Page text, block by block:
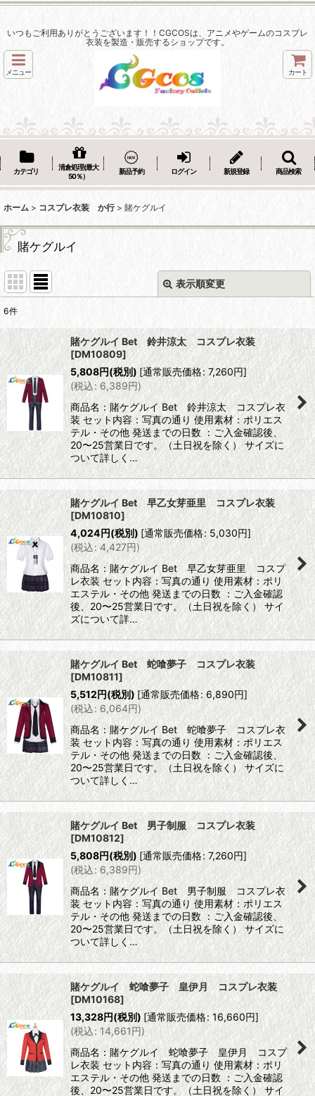
いつもご利用ありがとうございます！！CGCOSは、アニメやゲームのコスプレ
衣装を製造・販売するショップです。
メニュー カート
カテゴリ
清倉処理(最大
50％）
新品予約 ログイン 新規登録 商品検索
ホーム > コスプレ衣装 か行 > 賭ケグルイ
賭ケグルイ
表示順変更
並び順:
絞り込む
6件
賭ケグルイ Bet 鈴井涼太 コスプレ衣装
[DM10809]
5,808円(税別)[通常販売価格: 7,260円]
(税込: 6,389円)
商品名：賭ケグルイ Bet 鈴井涼太 コスプレ衣
装 セット内容：写真の通り 使用素材：ポリエス
テル・その他 発送までの日数 ：ご入金確認後、
20〜25営業日です。（土日祝を除く） サイズに
ついて詳しく…
賭ケグルイ Bet 早乙女芽亜里 コスプレ衣装
[DM10810]
4,024円(税別)[通常販売価格: 5,030円]
(税込: 4,427円)
商品名：賭ケグルイ Bet 早乙女芽亜里 コスプ
レ衣装 セット内容：写真の通り 使用素材：ポリ
エステル・その他 発送までの日数 ：ご入金確認
後、20〜25営業日です。（土日祝を除く） サイ
ズについて詳…
賭ケグルイ Bet 蛇喰夢子 コスプレ衣装
[DM10811]
5,512円(税別)[通常販売価格: 6,890円]
(税込: 6,064円)
商品名：賭ケグルイ Bet 蛇喰夢子 コスプレ衣
装 セット内容：写真の通り 使用素材：ポリエス
テル・その他 発送までの日数 ：ご入金確認後、
20〜25営業日です。（土日祝を除く） サイズに
ついて詳しく…
賭ケグルイ Bet 男子制服 コスプレ衣装
[DM10812]
5,808円(税別)[通常販売価格: 7,260円]
(税込: 6,389円)
商品名：賭ケグルイ Bet 男子制服 コスプレ衣
装 セット内容：写真の通り 使用素材：ポリエス
テル・その他 発送までの日数 ：ご入金確認後、
20〜25営業日です。（土日祝を除く） サイズに
ついて詳しく…
賭ケグルイ 蛇喰夢子 皇伊月 コスプレ衣装
[DM10168]
13,328円(税別)[通常販売価格: 16,660円]
(税込: 14,661円)
商品名：賭ケグルイ 蛇喰夢子 皇伊月 コスプ
レ衣装 セット内容：写真の通り 使用素材：ポリ
エステル・その他 発送までの日数 ：ご入金確認
後、20〜25営業日です。（土日祝を除く） サイ